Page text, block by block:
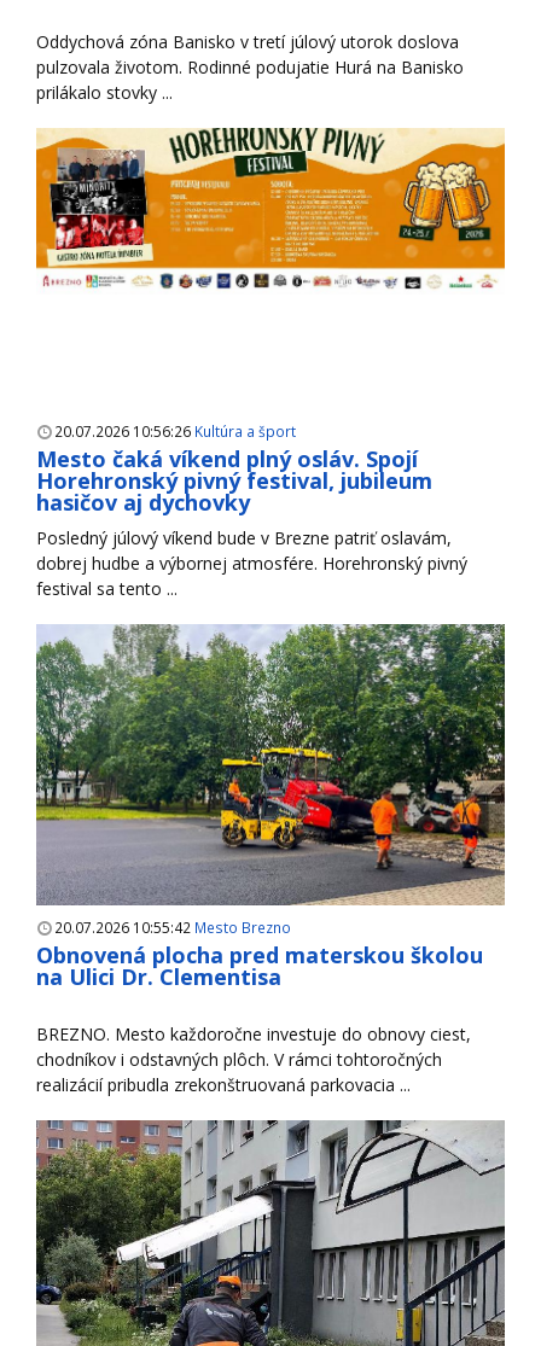
Oddychová zóna Banisko v tretí júlový utorok doslova
pulzovala životom. Rodinné podujatie Hurá na Banisko
prilákalo stovky ...
20.07.2026 10:56:26 Kultúra a šport
Mesto čaká víkend plný osláv. Spojí
Horehronský pivný festival, jubileum
hasičov aj dychovky
Posledný júlový víkend bude v Brezne patriť oslavám,
dobrej hudbe a výbornej atmosfére. Horehronský pivný
festival sa tento ...
20.07.2026 10:55:42 Mesto Brezno
Obnovená plocha pred materskou školou
na Ulici Dr. Clementisa
BREZNO. Mesto každoročne investuje do obnovy ciest,
chodníkov i odstavných plôch. V rámci tohtoročných
realizácií pribudla zrekonštruovaná parkovacia ...